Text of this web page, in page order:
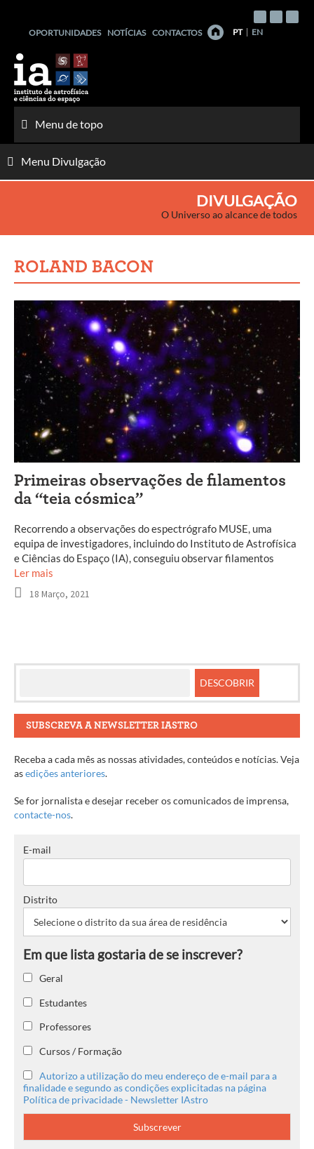
conteúdo
OPORTUNIDADES NOTÍCIAS CONTACTOS PT EN
Menu de topo
Menu Divulgação
DIVULGAÇÃO
O Universo ao alcance de todos
ROLAND BACON
Primeiras observações de filamentos
da “teia cósmica”
Recorrendo a observações do espectrógrafo MUSE, uma
equipa de investigadores, incluindo do Instituto de Astrofísica
e Ciências do Espaço (IA), conseguiu observar filamentos
Ler mais
18 Março, 2021
SUBSCREVA A NEWSLETTER IASTRO
Receba a cada mês as nossas atividades, conteúdos e notícias. Veja
asedições anteriores.
Se for jornalista e desejar receber os comunicados de imprensa,
contacte-nos.
E-mail
Distrito
Geral
Estudantes
Professores
Cursos / Formação
Autorizo a utilização do meu endereço de e-mail para a
finalidade e segundo as condições explicitadas na página
Política de privacidade - Newsletter IAstro